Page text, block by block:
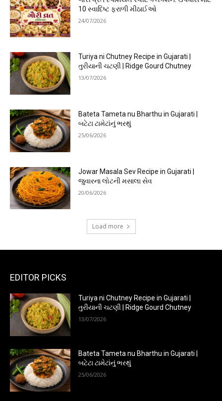
10 સ્વાદિષ્ટ ફરાળી મીઠાઈઓ
24/07/2026
Turiya ni Chutney Recipe in Gujarati |
તુરીયાની ચટણી | Ridge Gourd Chutney
13/07/2026
Bateta Tameta nu Bharthu in Gujarati |
બટેટા ટામેટાંનું ભરથું
25/06/2026
Jowar Masala Sev Recipe in Gujarati |
જુવારના લોટની મસાલા સેવ
20/06/2026
Load more
EDITOR PICKS
Turiya ni Chutney Recipe in Gujarati |
તુરીયાની ચટણી | Ridge Gourd Chutney
13/07/2026
Bateta Tameta nu Bharthu in Gujarati |
બટેટા ટામેટાંનું ભરથું
25/06/2026